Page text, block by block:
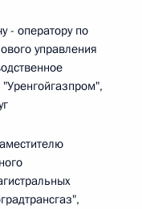
- оператору по
управления